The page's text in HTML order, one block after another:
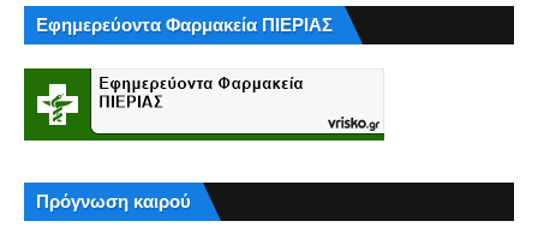
Εφημερεύοντα Φαρμακεία ΠΙΕΡΙΑΣ
Πρόγνωση καιρού